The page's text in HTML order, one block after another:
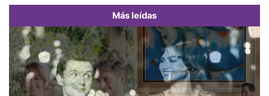
Más leídas